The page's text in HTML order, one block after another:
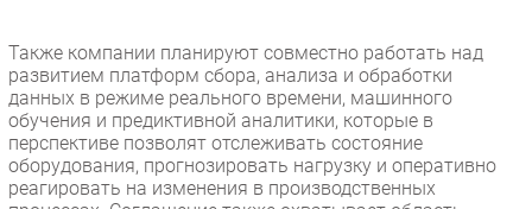
Интервью
Мероприятия
Проекты
IT класс
Также компании планируют совместно работать над
развитием платформ сбора, анализа и обработки
данных в режиме реального времени, машинного
обучения и предиктивной аналитики, которые в
перспективе позволят отслеживать состояние
оборудования, прогнозировать нагрузку и оперативно
реагировать на изменения в производственных